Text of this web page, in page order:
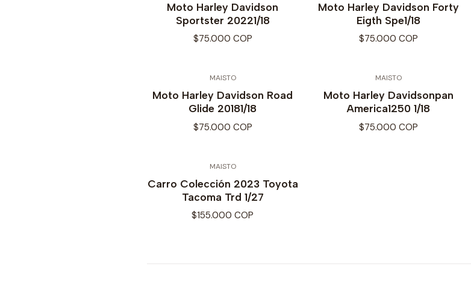
Moto Harley Davidson
Sportster 20221/18
$75.000 COP
Moto Harley Davidson Forty
Eigth Spe1/18
$75.000 COP
MAISTO
Moto Harley Davidson Road
Glide 20181/18
$75.000 COP
MAISTO
Moto Harley Davidsonpan
America1250 1/18
$75.000 COP
MAISTO
Carro Colección 2023 Toyota
Tacoma Trd 1/27
$155.000 COP